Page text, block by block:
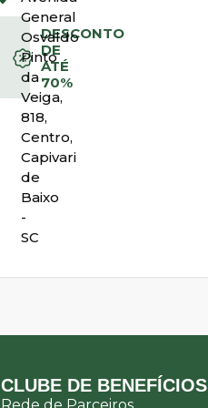
DESCONTO
DE
ATÉ
70%
General
Osvaldo
Pinto
da
Veiga,
818,
Centro,
Capivari
de
Baixo
-
SC
CLUBE DE BENEFÍCIOS